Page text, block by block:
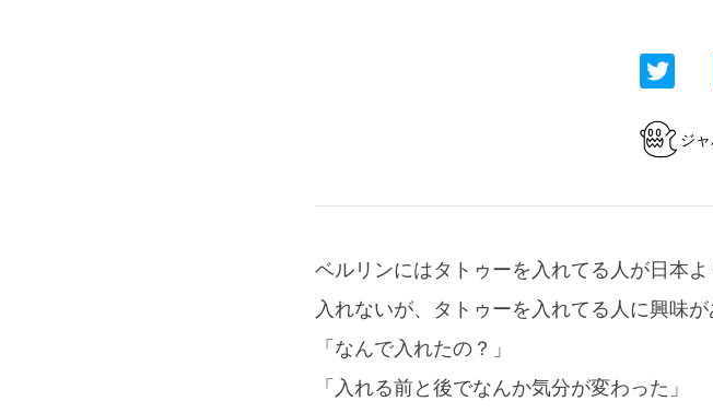
ジ
ベルリンにはタトゥーを入れてる人が日本
入れないが、タトゥーを入れてる人に興味
「なんで入れたの？」
「入れる前と後でなんか気分が変わった」